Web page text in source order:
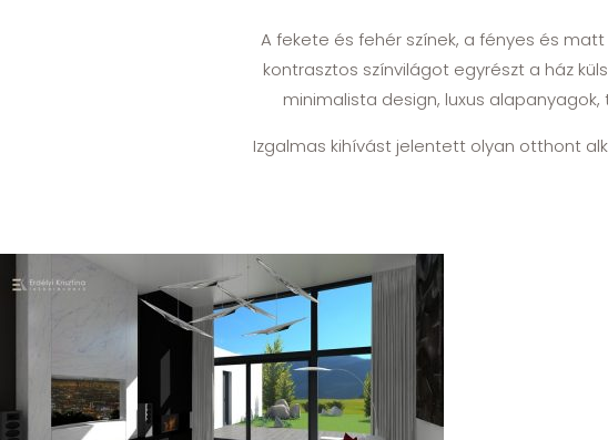
A fekete és fehér színek, a fényes és
kontrasztos színvilágot egyrészt a ház
minimalista design, luxus
Izgalmas kihívást jelentett olyan otthont